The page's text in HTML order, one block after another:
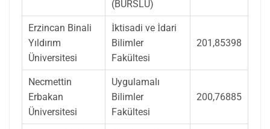
(BURSLU)
Erzincan Binali
Yıldırım
Üniversitesi
İktisadi ve İdari
Bilimler
Fakültesi
201,85398
Necmettin
Erbakan
Üniversitesi
Uygulamalı
Bilimler
Fakültesi
200,76885